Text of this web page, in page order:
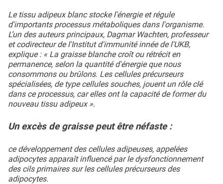
Le tissu adipeux blanc stocke l'énergie et régule
d'importants processus métaboliques dans l'organisme.
L’un des auteurs principaux, Dagmar Wachten, professeur
et codirecteur de l'Institut d'immunité innée de l'UKB,
explique : « La graisse blanche croît ou rétrécit en
permanence, selon la quantité d'énergie que nous
consommons ou brûlons. Les cellules précurseurs
spécialisées, de type cellules souches, jouent un rôle clé
dans ce processus, car elles ont la capacité de former du
nouveau tissu adipeux ».
Un excès de graisse peut être néfaste :
ce développement des cellules adipeuses, appelées
adipocytes apparaît influencé par le dysfonctionnement
des cils primaires sur les cellules précurseurs des
adipocytes.